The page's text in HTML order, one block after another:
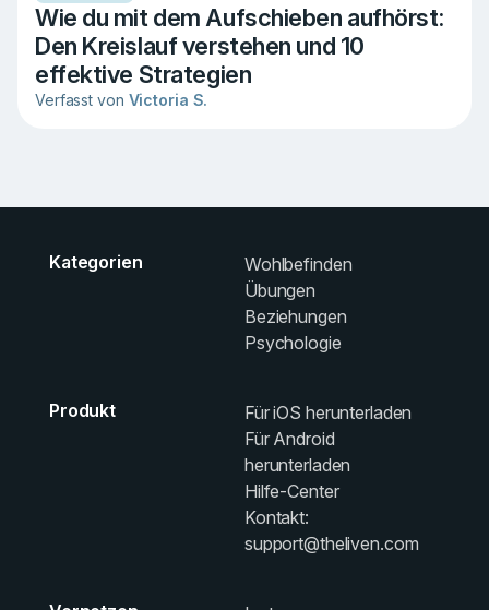
Wie du mit dem Aufschieben aufhörst:
Den Kreislauf verstehen und 10
effektive Strategien
Verfasst von Victoria S.
Kategorien
Wohlbefinden
Übungen
Beziehungen
Psychologie
Produkt
Für iOS herunterladen
Für Android
herunterladen
Hilfe-Center
Kontakt:
support@theliven.com